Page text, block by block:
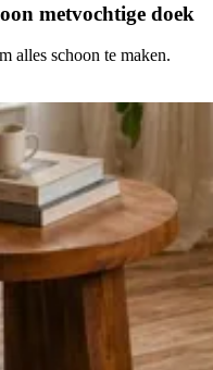
metvochtige doek
alles schoon te maken.